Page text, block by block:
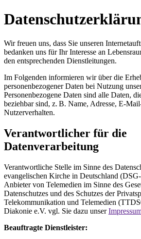
Wir freuen uns, dass Sie unseren
bedanken uns für Ihr Interesse an
den entsprechenden Dienstleitungen.
Im Folgenden informieren wir über die
personenbezogener Daten bei Nutzung
Personenbezogene Daten sind alle Daten,
beziehbar sind, z. B. Name, Adresse, E-
Nutzerverhalten.
Verantwortlicher für die
Datenverarbeitung
Verantwortliche Stelle im Sinne des
evangelischen Kirche in Deutschland
Anbieter von Telemedien im Sinne des
Datenschutzes und des Schutzes der
Telekommunikation und Telemedien
Diakonie e.V. vgl. Sie dazu unser
Beauftragte Dienstleister: